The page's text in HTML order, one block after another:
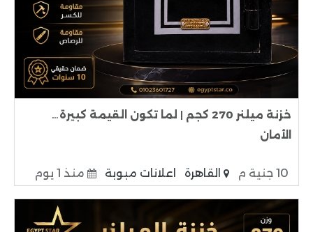
خزنة ميلنر 270 كجم | لما تكون القيمة كبيرة…
الأمان
10 جنية م القاهرة اعلانات مبوبة منذ 1 يوم